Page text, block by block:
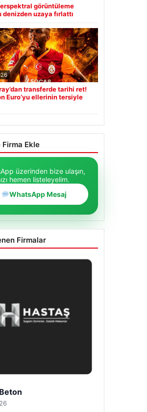
görüntüleme
denizden uzaya fırlattı
transferde tarihi ret!
Euro’yu ellerinin tersiyle
Firma Ekle
üzerinden bize ulaşın,
hemen listeleyelim.
WhatsApp Mesaj
Firmalar
Avukatlık Bürosu